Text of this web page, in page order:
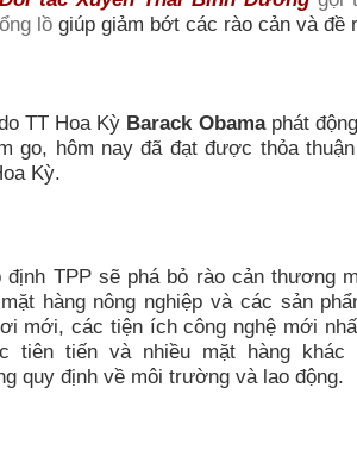
lồ giúp giảm bớt các rào cản và đề
TT Hoa Kỳ Barack Obamaphát
go, hôm nay đã đạt được thỏa
Kỳ.
định TPP sẽ phá bỏ rào cản thương
hàng nông nghiệp và các sản
mới, các tiện ích công nghệ mới
tiên tiến và nhiều mặt hàng khác
quy định về môi trường và lao động.